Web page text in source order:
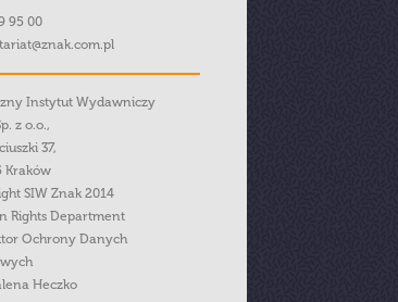
95 00
Instytut Wydawniczy
z o.o.,
37,
Kraków
SIW Znak 2014
Rights Department
Ochrony Danych
Heczko